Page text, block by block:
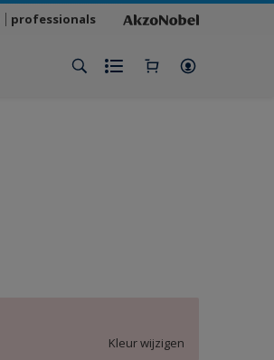
professionals
Kleur wijzigen